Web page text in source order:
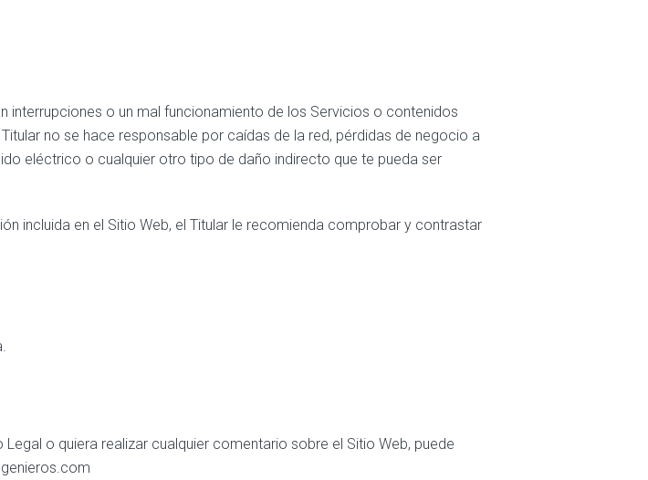
interrupciones o un mal funcionamiento de los Servicios o contenidos
no se hace responsable por caídas de la red, pérdidas de negocio a
eléctrico o cualquier otro tipo de daño indirecto que te pueda ser
incluida en el Sitio Web, el Titular le recomienda comprobar y contrastar
o quiera realizar cualquier comentario sobre el Sitio Web, puede